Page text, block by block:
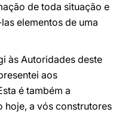
de toda situação e
elementos de uma
às Autoridades deste
aos
é também a
hoje, a vós construtores